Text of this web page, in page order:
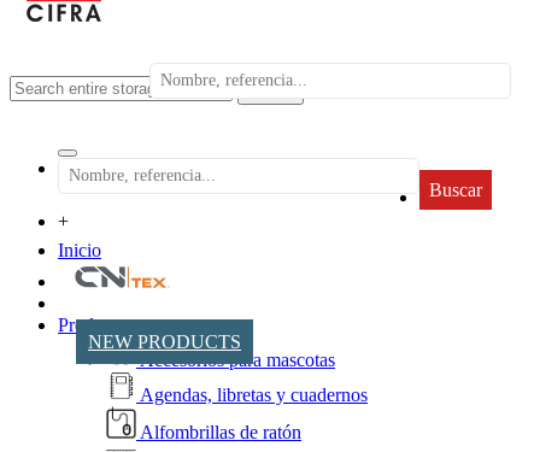
search
Buscar
+
Inicio
NEW PRODUCTS
Productos
Accesorios para mascotas
Agendas, libretas y cuadernos
Alfombrillas de ratón